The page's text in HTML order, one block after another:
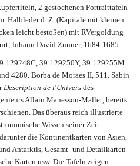
2 gestochenen Portraittafeln
Halbleder d. Z. (Kapitale mit kleinen
leicht bestoßen) mit RVergoldung
Johann David Zunner, 1684-1685.
39:129250Y, 39:129255M.
4280. Borba de Moraes II, 511. Sabin
Description de l'Univers des
Allain Manesson-Mallet, bereits
Das überaus reich illustrierte
Wissen seiner Zeit
die Kontinentkarten von Asien,
Antarktis, Gesamt- und Detailkarten
Karten usw. Die Tafeln zeigen